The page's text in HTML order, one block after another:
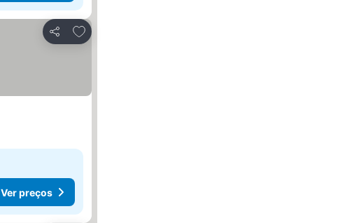
Partilhar
Adicionar aos favoritos
Ver preços